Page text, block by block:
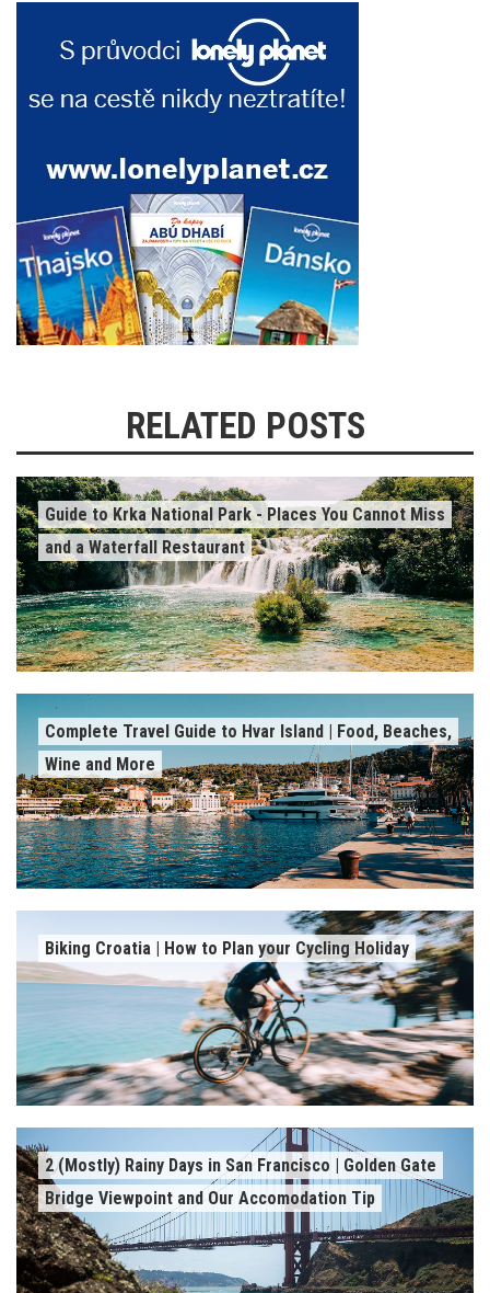
RELATED POSTS
Guide to Krka National Park - Places You Cannot Miss
and a Waterfall Restaurant
Complete Travel Guide to Hvar Island | Food, Beaches,
Wine and More
Biking Croatia | How to Plan your Cycling Holiday
2 (Mostly) Rainy Days in San Francisco | Golden Gate
Bridge Viewpoint and Our Accomodation Tip